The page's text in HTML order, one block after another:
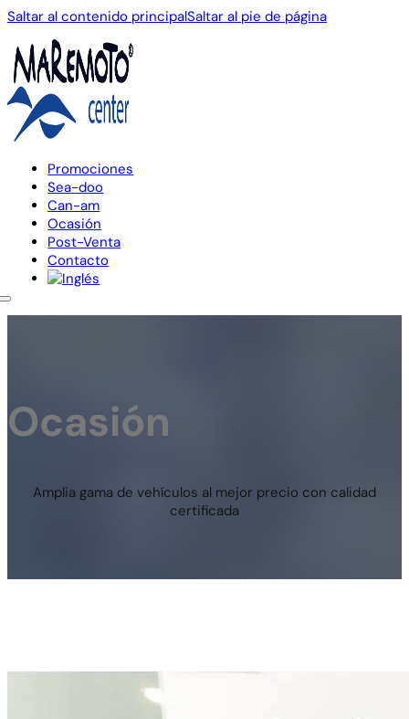
Saltar al contenido principalSaltar al pie de página
Promociones
Sea-doo
Can-am
Ocasión
Post-Venta
Contacto
Ocasión
Amplia gama de vehículos al mejor precio con calidad
certificada